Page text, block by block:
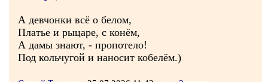
А девчонки всё о белом,
Платье и рыцаре, с конём,
А дамы знают, - пропотело!
Под кольчугой и наносит кобелём.)